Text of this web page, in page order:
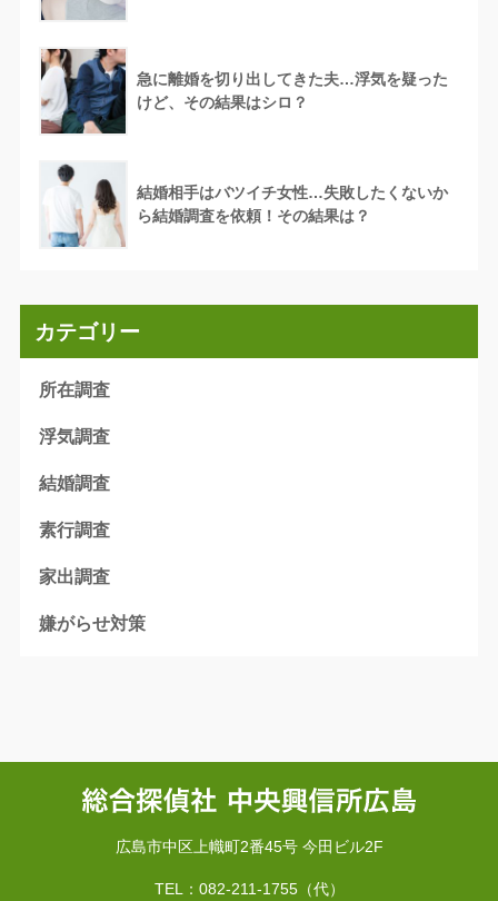
急に離婚を切り出してきた夫…浮気を疑った
けど、その結果はシロ？
結婚相手はバツイチ女性…失敗したくないか
ら結婚調査を依頼！その結果は？
カテゴリー
所在調査
浮気調査
結婚調査
素行調査
家出調査
嫌がらせ対策
広島市中区上幟町2番45号 今田ビル2F
TEL：082-211-1755（代）